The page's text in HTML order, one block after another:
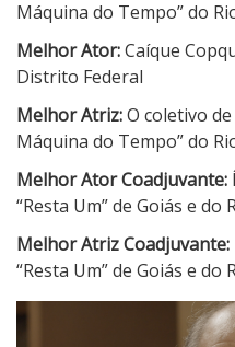
Máquina do Tempo” do
Melhor Ator:Caíque
Distrito Federal
Melhor Atriz:O coletivo
Máquina do Tempo” do
Melhor Ator Coadjuvante:
“Resta Um” de Goiás e do
Melhor Atriz Coadjuvante:
“Resta Um” de Goiás e do